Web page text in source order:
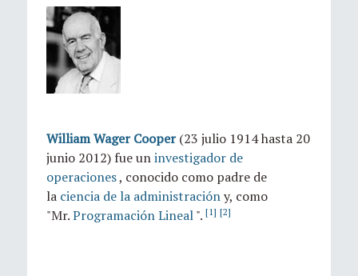
William Wager Cooper(23 julio 1914 hasta 20
junio 2012) fue uninvestigador de
operaciones, conocido como padre de
la ciencia de la administracióny, como
"Mr.Programación Lineal". [1] [2]